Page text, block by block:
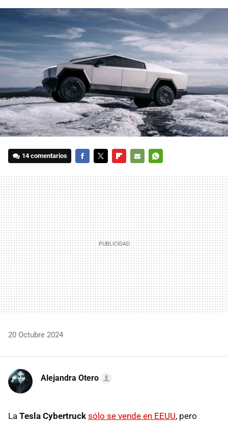
14 comentarios
MAIL
20 Octubre 2024
Alejandra Otero
La Tesla Cybertruck sólo se vende en EEUU, pero